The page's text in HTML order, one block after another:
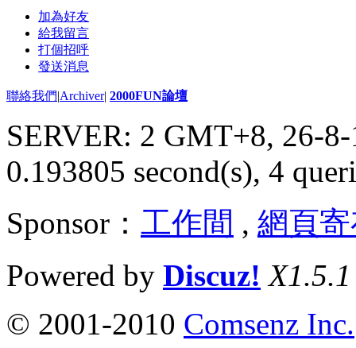
加為好友
給我留言
打個招呼
發送消息
聯絡我們|Archiver| 2000FUN論壇
SERVER: 2 GMT+8, 26-
0.193805 second(s), 4
Sponsor： 工作間 , 網頁
Powered by Discuz! X1.5.1
© 2001-2010 Comsenz Inc.